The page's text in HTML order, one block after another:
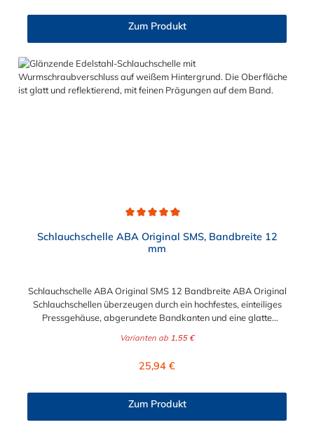
Schlauchschelle ist ebenfalls wählbar. Sie können verzinkten
Zum Produkt
Schlauchschelle ABA Original SMS, Bandbreite 12
mm
Schlauchschelle ABA Original SMS 12 Bandbreite ABA Original
Schlauchschellen überzeugen durch ein hochfestes, einteiliges
Pressgehäuse, abgerundete Bandkanten und eine glatte
störungssichere Schlauchschelle mit hoher Spannkraft und
SMS mit 12 Bandbreite hat einen wählbaren Spannbereich von
Schlauchschelle ist ebenfalls wählbar. Sie können verzinkten
Stahl oder Edelstahl für die Schlauchschelle wählen.
Varianten ab 1,55 €
Regulärer Preis:
25,94 €
Zum Produkt